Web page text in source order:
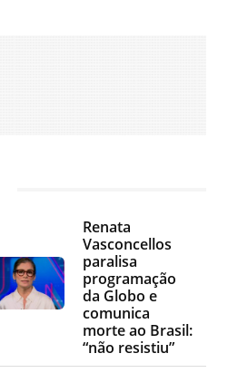
Renata
Vasconcellos
paralisa
programação
da Globo e
comunica
morte ao Brasil:
“não resistiu”